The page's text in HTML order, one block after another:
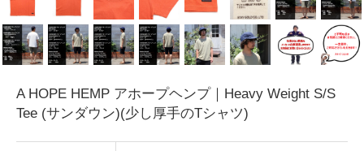
A HOPE HEMP アホープヘンプ｜Heavy Weight S/S
Tee (サンダウン)(少し厚手のTシャツ)